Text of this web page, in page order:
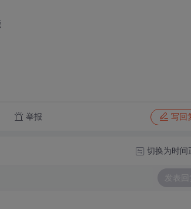
举报 写回
切换为时间
发表回